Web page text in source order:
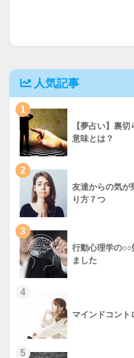
人気記事
1
【夢占い】裏
意味とは？
2
友達からの気が
り方７つ
3
行動心理学の○○
ました
4
マインドコント
5